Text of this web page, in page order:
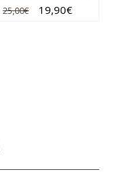
25,00€ 19,90€